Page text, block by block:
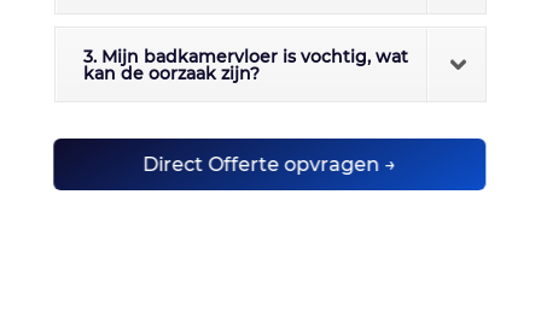
3. Mijn badkamervloer is vochtig, wat
kan de oorzaak zijn?
Direct Offerte opvragen →